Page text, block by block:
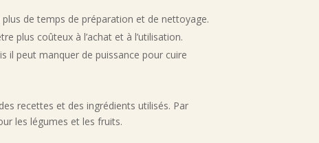
de temps de préparation et de nettoyage.
plus coûteux à l’achat et à l’utilisation.
il peut manquer de puissance pour cuire
recettes et des ingrédients utilisés. Par
les légumes et les fruits.